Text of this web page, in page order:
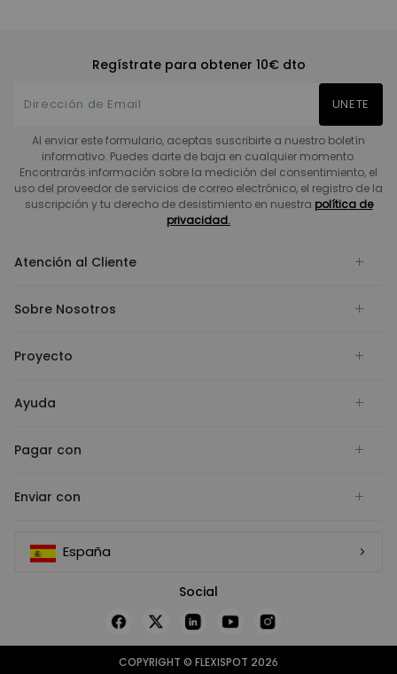
Regístrate para obtener 10€ dto
UNETE
Al enviar este formulario, aceptas suscribirte a nuestro boletín
informativo. Puedes darte de baja en cualquier momento.
Encontrarás información sobre la medición del consentimiento, el
uso del proveedor de servicios de correo electrónico, el registro de la
suscripción y tu derecho de desistimiento en nuestra política de
privacidad.
Atención al Cliente
Sobre Nosotros
Proyecto
Ayuda
Pagar con
Enviar con
España
Social
COPYRIGHT © FLEXISPOT 2026